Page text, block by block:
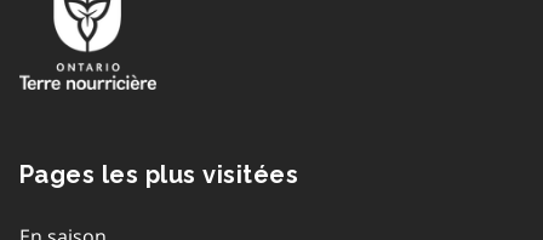
Pages les plus visitées